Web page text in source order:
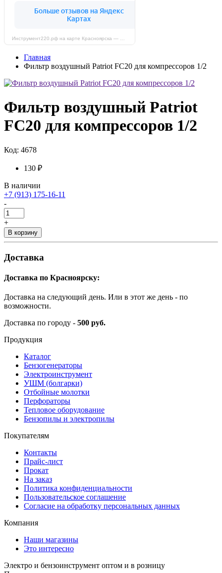
Главная
Фильтр воздушный Patriot FC20 для компрессоров 1/2
Фильтр воздушный Patriot
FC20 для компрессоров 1/2
Код: 4678
130 ₽
В наличии
+7 (913) 175-16-11
-
+
В корзину
Доставка
Доставка по Красноярску:
Доставка на следующий день. Или в этот же день - по
возможности.
Доставка по городу - 500 руб.
Продукция
Каталог
Бензогенераторы
Электроинструмент
УШМ (болгарки)
Отбойные молотки
Перфораторы
Тепловое оборудование
Бензопилы и электропилы
Покупателям
Контакты
Прайс-лист
Прокат
На заказ
Политика конфиденциальности
Пользовательское соглашение
Согласие на обработку персональных данных
Компания
Наши магазины
Это интересно
Электро и бензоинструмент оптом и в розницу